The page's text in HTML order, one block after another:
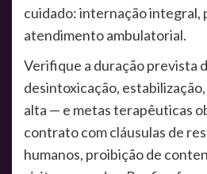
cuidado: internação integral,
atendimento ambulatorial.
Verifique a duração prevista
desintoxicação,
alta — e metas terapêuticas
contrato com cláusulas de
humanos, proibição de